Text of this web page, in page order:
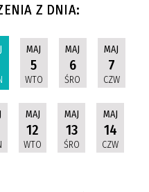
Z DNIA:
MAJ
5
WTO
MAJ
6
ŚRO
MAJ
7
CZW
MAJ
12
WTO
MAJ
13
ŚRO
MAJ
14
CZW